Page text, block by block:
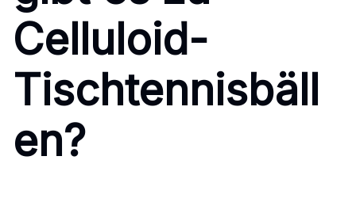
Celluloid-
Tischtennisbäll
en?